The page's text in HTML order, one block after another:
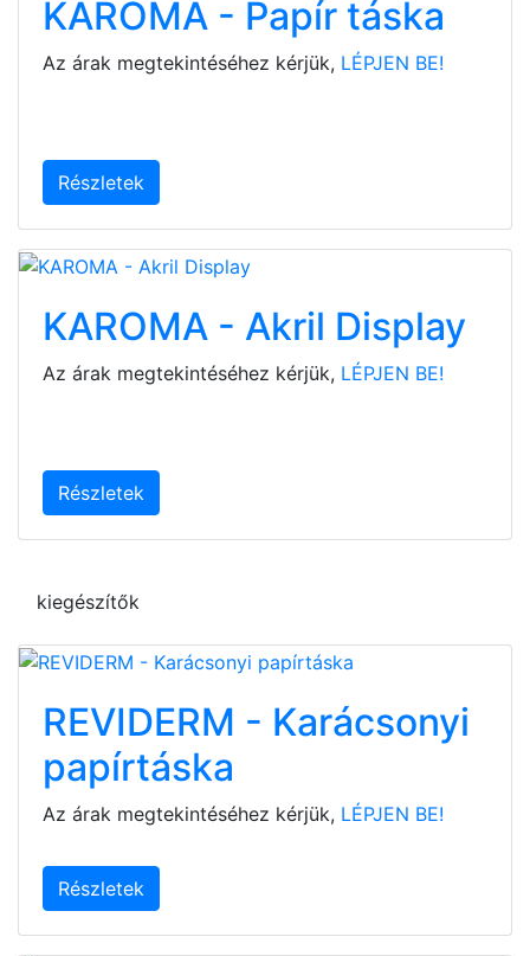
KAROMA - Papír táska
Az árak megtekintéséhez kérjük, LÉPJEN BE!
Részletek
KAROMA - Akril Display
Az árak megtekintéséhez kérjük, LÉPJEN BE!
Részletek
kiegészítők
REVIDERM - Karácsonyi
papírtáska
Az árak megtekintéséhez kérjük, LÉPJEN BE!
Részletek